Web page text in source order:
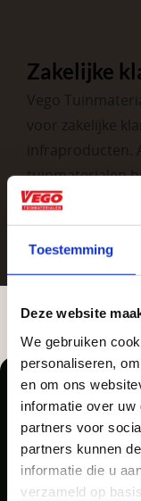
Toestemming
Deze website
We gebruiken
personaliseren,
en om ons
informatie over
partners voor
partners kunnen
informatie die u
verzameld op
Zakelijke
Vego
voor zakelijke
infraproducten.
tuinmaterialen
aan producten
zakelijke
Geen
Aangepaste
Waardenburg
de
zaterdag. Bekijk
Pellegrom